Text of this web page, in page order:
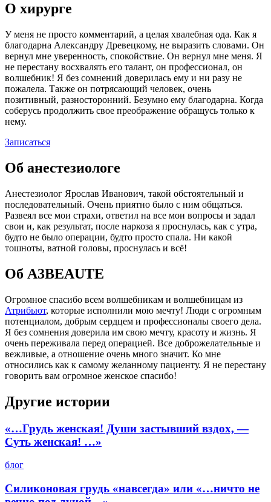
О хирурге
У меня не просто комментарий, а целая хвалебная ода. Как я
благодарна Александру Древецкому, не выразить словами. Он
вернул мне уверенность, спокойствие. Он вернул мне меня. Я
не перестану восхвалять его талант, он профессионал, он
волшебник! Я без сомнений доверилась ему и ни разу не
пожалела. Также он потрясающий человек, очень
позитивный, разносторонний. Безумно ему благодарна. Когда
соберусь продолжить свое преображение обращусь только к
нему.
Записаться
Об анестезиологе
Анестезиолог Ярослав Иванович, такой обстоятельный и
последовательный. Очень приятно было с ним общаться.
Развеял все мои страхи, ответил на все мои вопросы и задал
свои и, как результат, после наркоза я проснулась, как с утра,
будто не было операции, будто просто спала. Ни какой
тошноты, ватной головы, проснулась и всё!
Об A3BEAUTE
Огромное спасибо всем волшебникам и волшебницам из
Атрибьют, которые исполнили мою мечту! Люди с огромным
потенциалом, добрым сердцем и профессионалы своего дела.
Я без сомнения доверила им свою мечту, красоту и жизнь. Я
очень переживала перед операцией. Все доброжелательные и
вежливые, а отношение очень много значит. Ко мне
относились как к самому желанному пациенту. Я не перестану
говорить вам огромное женское спасибо!
Другие истории
«…Грудь женская! Души застывший вздох, —
Суть женская! …»
блог
Силиконовая грудь «навсегда» или «…ничто не